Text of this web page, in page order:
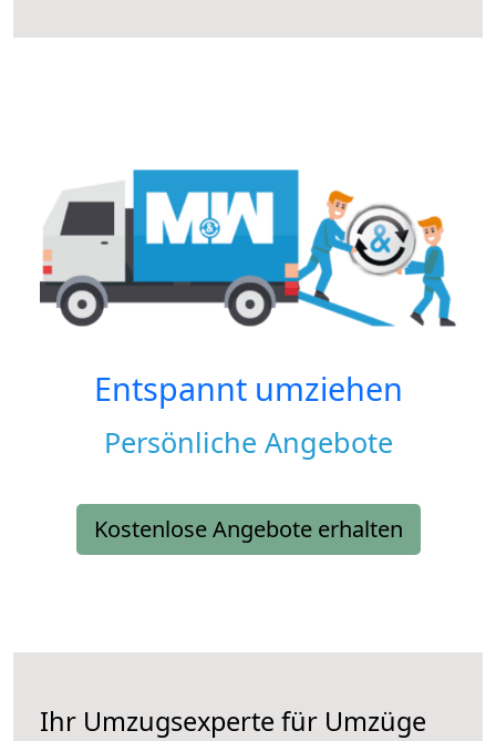
Entspannt umziehen
Persönliche Angebote
Kostenlose Angebote erhalten
Ihr Umzugsexperte für Umzüge